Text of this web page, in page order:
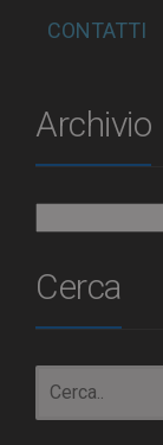
CONTATTI
Archivio
Cerca